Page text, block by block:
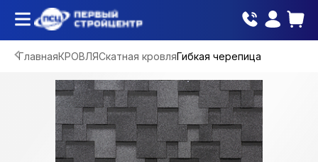
ГлавнаяКРОВЛЯСкатная кровляГибкая черепица